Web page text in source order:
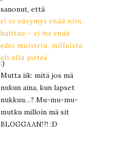
sanonut, että
ei se väsymys enää niin
haittaa – ei me enää
edes muisteta, millaista
oli olla pirteä
:)
Mutta iik: mitä jos mä
nukun aina, kun lapset
nukkuu…? Mu-mu-mu-
mutku milloin mä sit
BLOGGAAN!?! :D